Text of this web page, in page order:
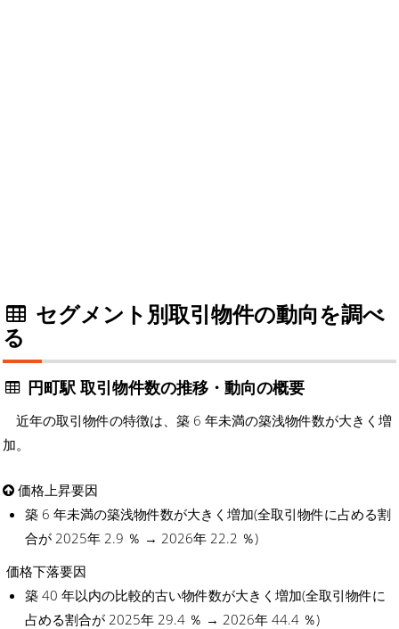
セグメント別取引物件の動向を調べ
る
円町駅 取引物件数の推移・動向の概要
近年の取引物件の特徴は、築 6 年未満の築浅物件数が大きく増
加。
価格上昇要因
築 6 年未満の築浅物件数が大きく増加(全取引物件に占める割
合が 2025年 2.9 ％ → 2026年 22.2 ％)
価格下落要因
築 40 年以内の比較的古い物件数が大きく増加(全取引物件に
占める割合が 2025年 29.4 ％ → 2026年 44.4 ％)